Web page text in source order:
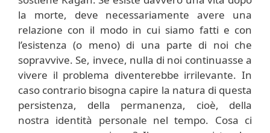
la morte, deve necessariamente avere una
relazione con il modo in cui siamo fatti e con
l’esistenza (o meno) di una parte di noi che
sopravvive. Se, invece, nulla di noi continuasse a
vivere il problema diventerebbe irrilevante. In
caso contrario bisogna capire la natura di questa
persistenza, della permanenza, cioè, della
nostra identità personale nel tempo. Cosa ci